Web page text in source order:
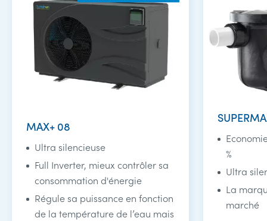
MAX+ 08
Ultra silencieuse
Full Inverter, mieux contrôler sa
consommation d'énergie
Régule sa puissance en fonction
de la température de l’eau mais
%
Ultra
La
marché